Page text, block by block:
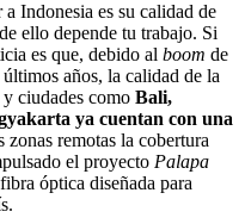
Indonesia es su calidad de
ello depende tu trabajo. Si
es que, debido al boom de
años, la calidad de la
ciudades como Bali,
ya cuentan con una
zonas remotas la cobertura
el proyecto Palapa
óptica diseñada para